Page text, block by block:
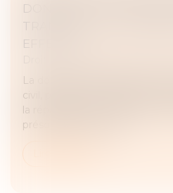
DONATION ? LA COUR
TRANCHE SUR
EFFECTIF
La donation-partage, prévue à
civil, permet à un ascendant
la répartition de ses biens
présomptifs. Elle sup...